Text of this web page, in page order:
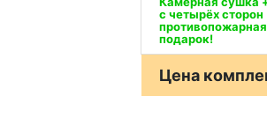
с четырёх сторон
подарок!
Цена